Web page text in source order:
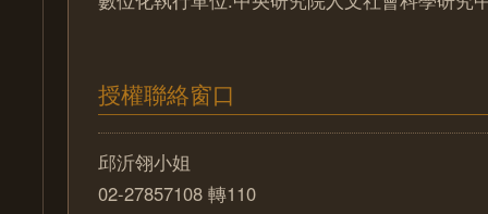
授權聯絡窗口
邱沂翎小姐
02-27857108 轉110